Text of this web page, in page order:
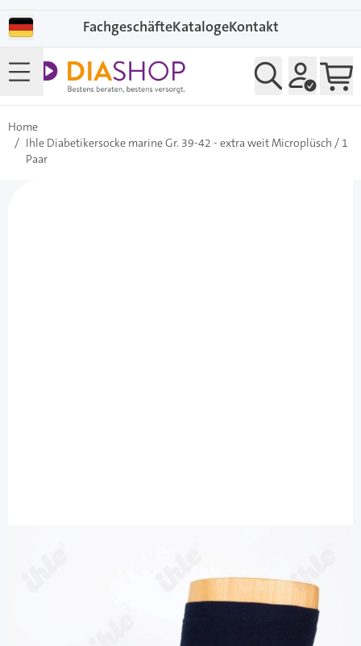
FachgeschäfteKatalogeKontakt
Home
/ Ihle Diabetikersocke marine Gr. 39-42 - extra weit Microplüsch / 1
Paar
Ihle Diabetikersocke marine Gr. 39-42 -
extra weit Microplüsch / 1 Paar